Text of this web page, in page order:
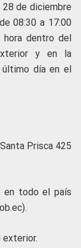
de diciembre
08:30 a 17:00
dentro del
y en la
último día en el
Prisca 425
en todo el país
exterior.